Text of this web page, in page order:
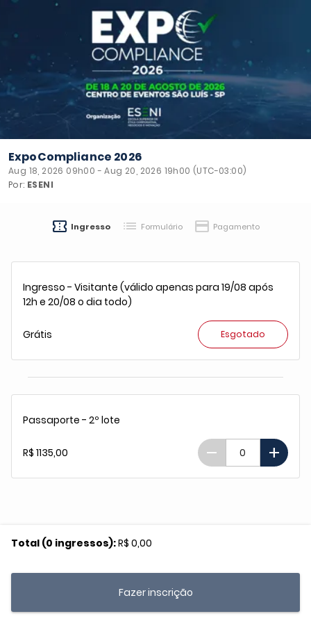
ExpoCompliance 2026
Aug 18, 2026 09h00 - Aug 20, 2026 19h00 (UTC-03:00)
Por: ESENI
confirmation_number Ingresso list Formulário credit_card Pagamento
Ingresso - Visitante (válido apenas para 19/08 após
12h e 20/08 o dia todo)
Grátis Esgotado
Passaporte - 2º lote
R$ 1135,00 remove add
Total (0 ingressos):R$ 0,00
Fazer inscrição